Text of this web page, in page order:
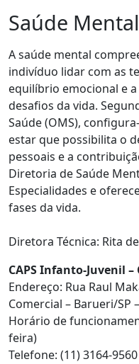
Saúde Mental
A saúde mental
indivíduo lidar com as
equilíbrio emocional e
desafios da vida.
Saúde (OMS),
estar que possibilita o
pessoais e a
Diretoria de Saúde
Especialidades e
fases da vida.
Diretora Técnica: Rita
CAPS Infanto-Juvenil –
Endereço: Rua Raul
Comercial – Barueri/SP
Horário de
feira)
Telefone: (11) 3164-9560